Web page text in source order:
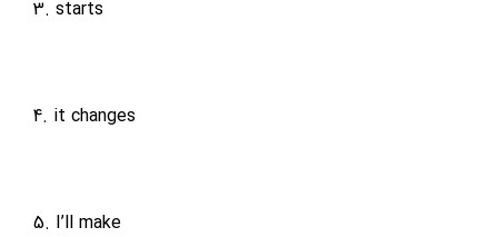
3. starts
4. it changes
5. I’ll make